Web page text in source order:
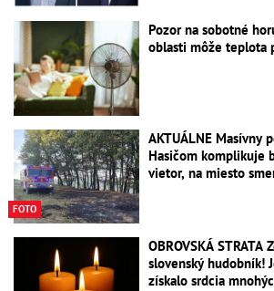
Pozor na sobotné
oblasti môže teplota
FOTO
AKTUÁLNE Masívny
Hasičom komplikuje
vietor, na miesto
OBROVSKÁ
slovenský hudobník!
získalo srdcia